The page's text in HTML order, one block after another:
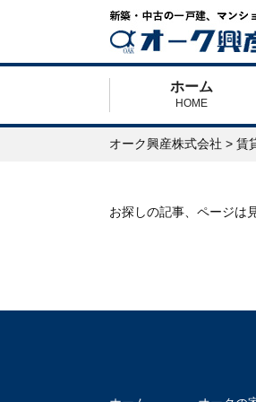
ホーム
HOME
オーク興産株式会社 > 賃
お探しの記事、ページは